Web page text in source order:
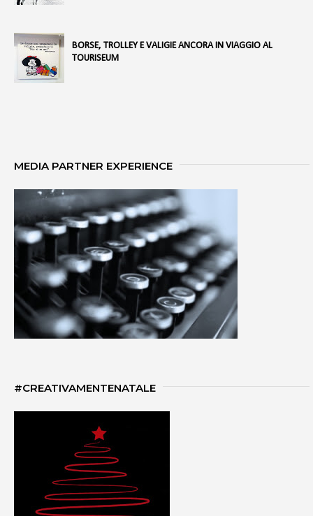
BORSE, TROLLEY E VALIGIE ANCORA IN VIAGGIO AL
TOURISEUM
MEDIA PARTNER EXPERIENCE
#CREATIVAMENTENATALE